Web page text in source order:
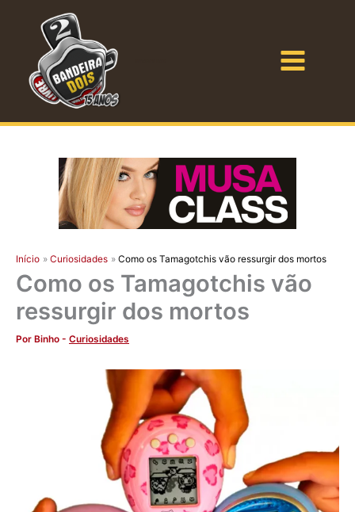
conteúdo
Início Curiosidades Como os Tamagotchis vão ressurgir dos mortos
Como os Tamagotchis vão
ressurgir dos mortos
Por Binho - Curiosidades